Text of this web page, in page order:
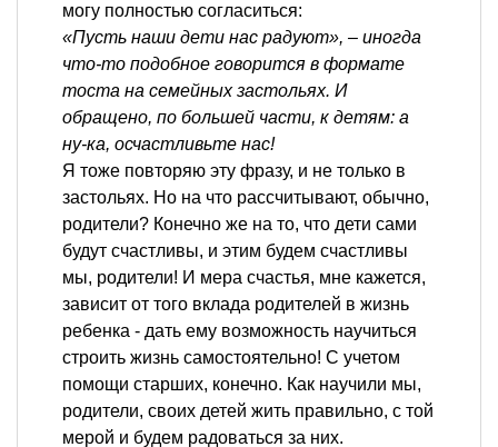
могу полностью согласиться:
«Пусть наши дети нас радуют», – иногда
что-то подобное говорится в формате
тоста на семейных застольях. И
обращено, по большей части, к детям: а
ну-ка, осчастливьте нас!
Я тоже повторяю эту фразу, и не только в
застольях. Но на что рассчитывают, обычно,
родители? Конечно же на то, что дети сами
будут счастливы, и этим будем счастливы
мы, родители! И мера счастья, мне кажется,
зависит от того вклада родителей в жизнь
ребенка - дать ему возможность научиться
строить жизнь самостоятельно! С учетом
помощи старших, конечно. Как научили мы,
родители, своих детей жить правильно, с той
мерой и будем радоваться за них.